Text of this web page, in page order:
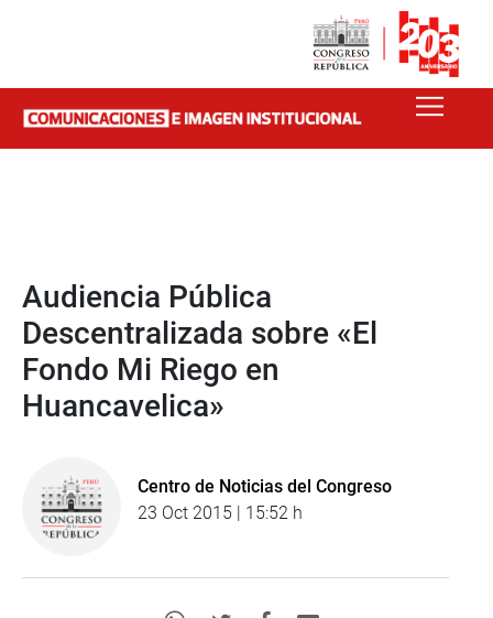
Audiencia Pública
Descentralizada sobre «El
Fondo Mi Riego en
Huancavelica»
Centro de Noticias del Congreso
23 Oct 2015 | 15:52 h